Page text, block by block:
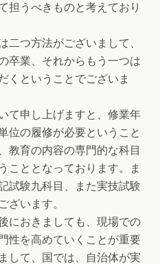
担うべきものと考えており
つ方法がございまして、
卒業、それからもう一つは
くということでございま
て申し上げますと、修業年
位の履修が必要ということ
教育の内容の専門的な科目
こととなっております。ま
試験九科目、また実技試験
ざいます。
におきましても、現場での
性を高めていくことが重要
して、国では、自治体が実